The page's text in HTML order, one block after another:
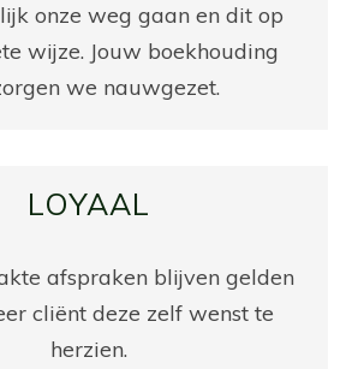
onze weg gaan en dit op
wijze. Jouw boekhouding
we nauwgezet.
LOYAAL
afspraken blijven gelden
cliënt deze zelf wenst te
herzien.